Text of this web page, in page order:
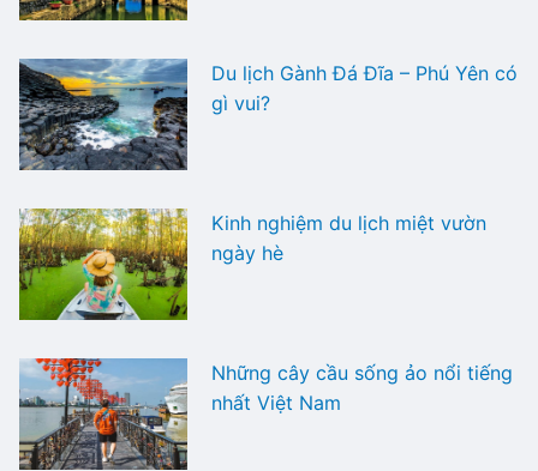
Du lịch Gành Đá Đĩa – Phú Yên có
gì vui?
Kinh nghiệm du lịch miệt vườn
ngày hè
Những cây cầu sống ảo nổi tiếng
nhất Việt Nam